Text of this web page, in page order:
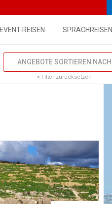
EVENT-REISEN SPRACHREISEN
ANGEBOTE SORTIEREN NACH
× Filter zurücksetzen